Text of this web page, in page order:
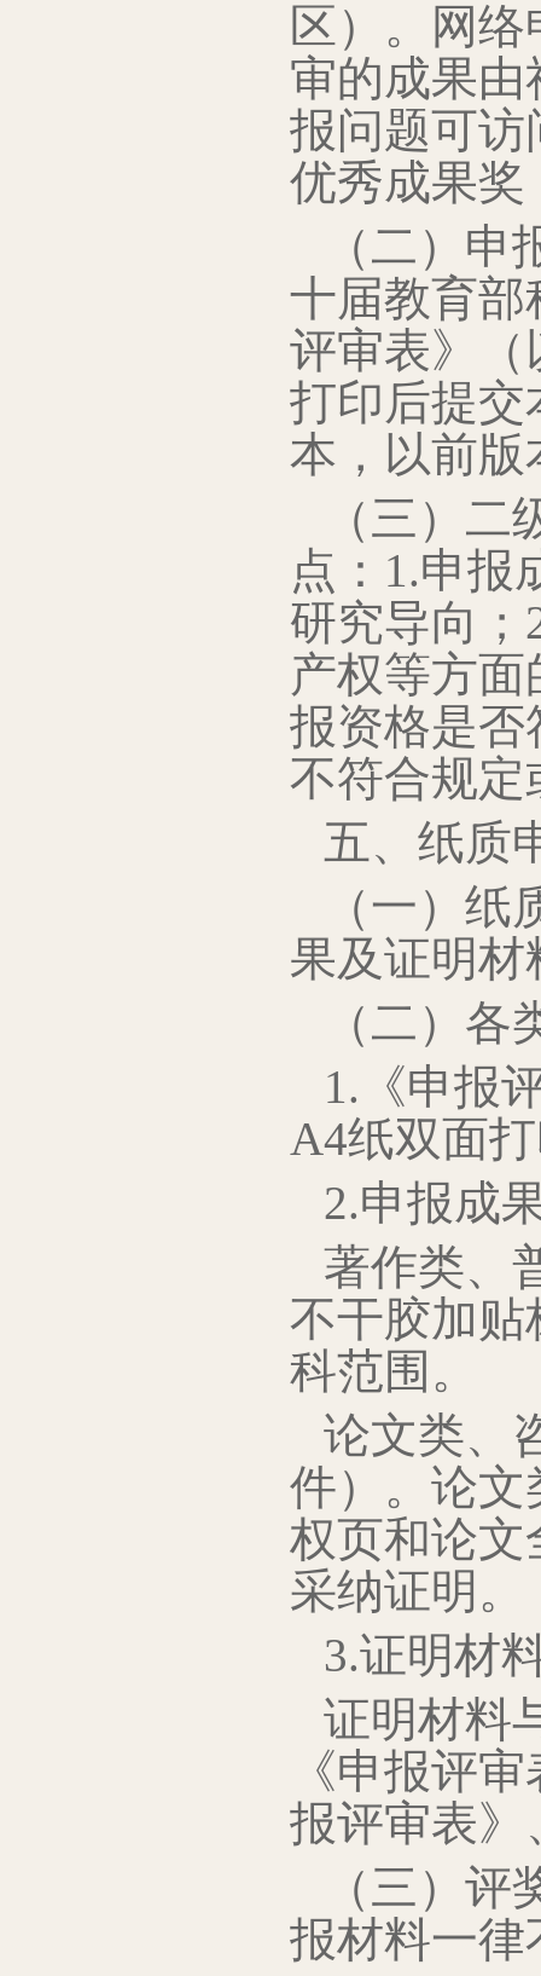
区）。网
审的成果
报问题可访
优秀成果奖
（二）
十届教育部
评审表》（
打印后提交
本，以前版
（三）
点：1.申报
研究导向；
产权等方
报资格是否
不符合规
五、纸质
（一）
果及证明材
（二）
1.《申报
A4纸双面
2.申报成
著作类、
不干胶加
科范围。
论文类、
件）。论文
权页和论文
采纳证明。
3.证明材
证明材料
《申报评
报评审表》
（三）
报材料一律